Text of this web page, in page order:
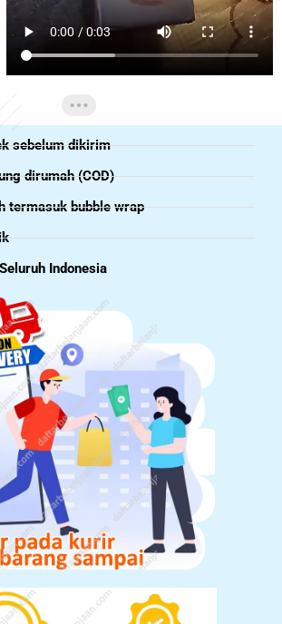
sebelum dikirim
dirumah (COD)
termasuk bubble wrap
Indonesia